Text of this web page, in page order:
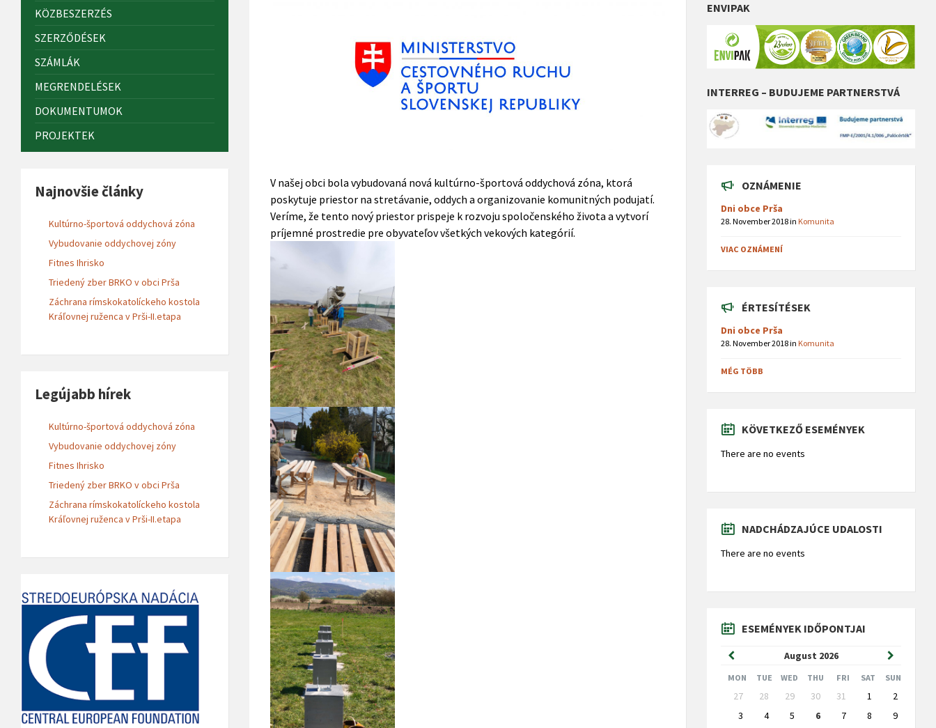
V našej obci bola vybudovaná nová kultúrno-športová oddychová zóna, ktorá
poskytuje priestor na stretávanie, oddych a organizovanie komunitných podujatí.
Veríme, že tento nový priestor prispeje k rozvoju spoločenského života a vytvorí
príjemné prostredie pre obyvateľov všetkých vekových kategórií.
KÖZBESZERZÉS
SZERZŐDÉSEK
SZÁMLÁK
MEGRENDELÉSEK
DOKUMENTUMOK
PROJEKTEK
Najnovšie články
Kultúrno-športová oddychová zóna
Vybudovanie oddychovej zóny
Fitnes Ihrisko
Triedený zber BRKO v obci Prša
Záchrana rímskokatolíckeho kostola
Kráľovnej ruženca v Prši-II.etapa
Legújabb hírek
Kultúrno-športová oddychová zóna
Vybudovanie oddychovej zóny
Fitnes Ihrisko
Triedený zber BRKO v obci Prša
Záchrana rímskokatolíckeho kostola
Kráľovnej ruženca v Prši-II.etapa
ENVIPAK
INTERREG – BUDUJEME PARTNERSTVÁ
OZNÁMENIE
Dni obce Prša
28. November 2018inKomunita
VIAC OZNÁMENÍ
ÉRTESÍTÉSEK
Dni obce Prša
28. November 2018inKomunita
MÉG TÖBB
KÖVETKEZŐ ESEMÉNYEK
There are no events
NADCHÁDZAJÚCE UDALOSTI
There are no events
ESEMÉNYEK IDŐPONTJAI
August 2026
Previous
Month
Next
Month
MON TUE WED THU FRI SAT SUN
Skip
calendar
days
27 28 29 30 31 1
2
3
4 5 6 7 8
9